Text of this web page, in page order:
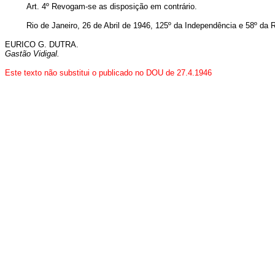
Art. 4º Revogam-se as disposição em contrário.
Rio de Janeiro, 26 de Abril de 1946, 125º da Independência e 58º da
EURICO G. DUTRA.
Gastão Vidigal.
Este texto não substitui o publicado no DOU de 27.4.1946